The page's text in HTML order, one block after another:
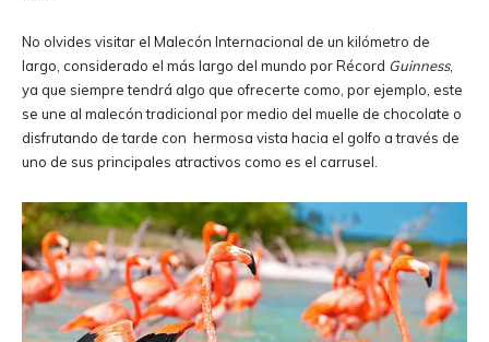
No olvides visitar el Malecón Internacional de un kilómetro de
largo, considerado el más largo del mundo por Récord Guinness,
ya que siempre tendrá algo que ofrecerte como, por ejemplo, este
se une al malecón tradicional por medio del muelle de chocolate o
disfrutando de tarde con hermosa vista hacia el golfo a través de
uno de sus principales atractivos como es el carrusel.